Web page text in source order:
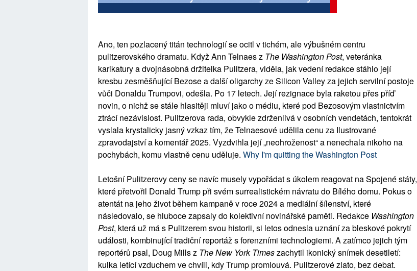
Ano, ten pozlacený titán technologií se ocitl v tichém, ale výbušném centru
pulitzerovského dramatu. Když Ann Telnaes z The Washington Post, veteránka
karikatury a dvojnásobná držitelka Pulitzera, viděla, jak vedení redakce stáhlo její
kresbu zesměšňující Bezose a další oligarchy ze Silicon Valley za jejich servilní postoje
vůči Donaldu Trumpovi, odešla. Po 17 letech. Její rezignace byla raketou přes příď
novin, o nichž se stále hlasitěji mluví jako o médiu, které pod Bezosovým vlastnictvím
ztrácí nezávislost. Pulitzerova rada, obvykle zdrženlivá v osobních vendetách, tentokrát
vyslala krystalicky jasný vzkaz tím, že Telnaesové udělila cenu za Ilustrované
zpravodajství a komentář 2025. Vyzdvihla její „neohroženost“ a nenechala nikoho na
pochybách, komu vlastně cenu uděluje. Why I'm quitting the Washington Post
Letošní Pulitzerovy ceny se navíc musely vypořádat s úkolem reagovat na Spojené státy,
které přetvořil Donald Trump při svém surrealistickém návratu do Bílého domu. Pokus o
atentát na jeho život během kampaně v roce 2024 a mediální šílenství, které
následovalo, se hluboce zapsaly do kolektivní novinářské paměti. Redakce Washington
Post, která už má s Pulitzerem svou historii, si letos odnesla uznání za bleskové pokrytí
události, kombinující tradiční reportáž s forenzními technologiemi. A zatímco jejich tým
reportérů psal, Doug Mills z The New York Timeszachytil ikonický snímek desetiletí:
kulka letící vzduchem ve chvíli, kdy Trump promlouvá. Pulitzerové zlato, bez debat.